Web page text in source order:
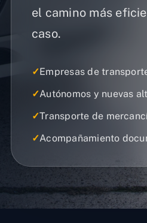
el camino más
caso.
✓Empresas de
✓Autónomos y nuevas
✓Transporte de
✓Acompañamiento